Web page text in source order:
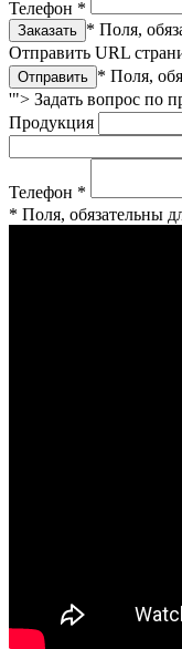
Телефон *
* Поля,
Отправить URL
* Поля,
'"> Задать вопрос по
Продукция
Телефон *
* Поля, обязательны